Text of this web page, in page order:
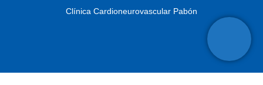
Clínica Cardioneurovascular Pabón